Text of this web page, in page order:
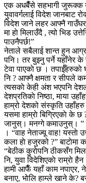
एक अधबैँसे सहभागी जुरूक्क
युवावर्गलाई विदेश जानबाट
विदेश जाने लहर आफ्नै
मा हाे मिलाउँदै , त्यो भिड
पाउनैपर्छ!”
नेताले सबैलाई शान्त हुन
पनि। तर बुझ्नु पर्ने यहाँनेर
टेवा पाएकाे छ । तपाईँहरुकाे
नि ? आफ्नै क्षमता र सीपले
त्यसकाे केही अंश भएपनि
देशप्रतिकाे निष्ठा, माया
हाम्रो देशको संस्कृति
यसमा हाम्राे बिग्रिएकाे के
जानुस्। मनग्गे कमाउनुस्। ”
। “वाह नेताज्यू वाह! यस्ताे
कला हाे हजुरको ?” बाटाेमा
“बेठीक कुराेपनि ठीकसँग
नि, युवा विदेशिएकाे राम्राे
हामी आफैँ यहाँ काम नपाएर,
बनाए, भाेलि हाम्ले खाने के?